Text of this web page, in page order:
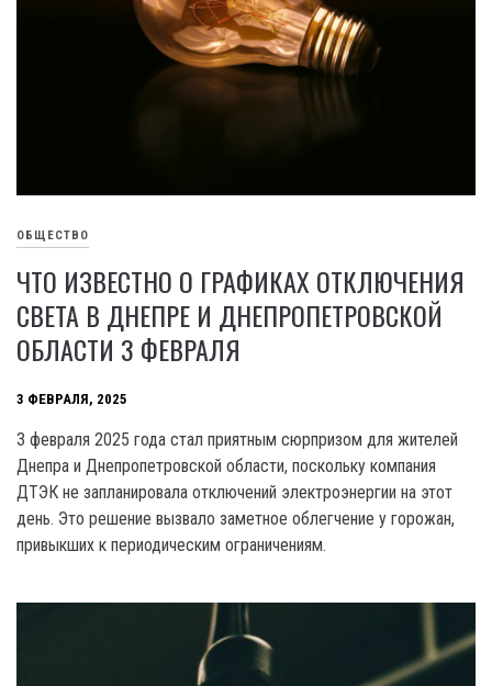
ОБЩЕСТВО
ЧТО ИЗВЕСТНО О ГРАФИКАХ ОТКЛЮЧЕНИЯ
СВЕТА В ДНЕПРЕ И ДНЕПРОПЕТРОВСКОЙ
ОБЛАСТИ 3 ФЕВРАЛЯ
3 ФЕВРАЛЯ, 2025
3 февраля 2025 года стал приятным сюрпризом для жителей
Днепра и Днепропетровской области, поскольку компания
ДТЭК не запланировала отключений электроэнергии на этот
день. Это решение вызвало заметное облегчение у горожан,
привыкших к периодическим ограничениям.